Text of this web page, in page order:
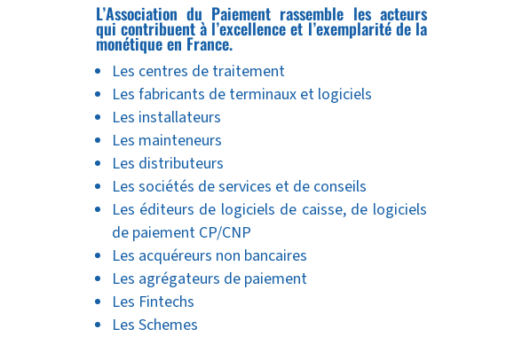
L’Association du Paiement rassemble les acteurs
qui contribuent à l’excellence et l’exemplarité de la
monétique en France.
Les centres de traitement
Les fabricants de terminaux et logiciels
Les installateurs
Les mainteneurs
Les distributeurs
Les sociétés de services et de conseils
Les éditeurs de logiciels de caisse, de logiciels
de paiement CP/CNP
Les acquéreurs non bancaires
Les agrégateurs de paiement
Les Fintechs
Les Schemes